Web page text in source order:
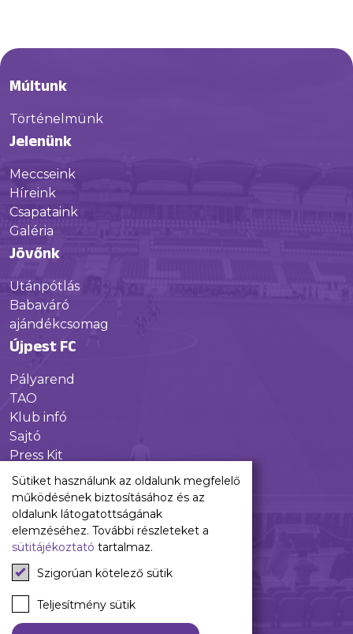
Múltunk
Történelmünk
Jelenünk
Meccseink
Híreink
Csapataink
Galéria
Jövőnk
Utánpótlás
Babaváró
ajándékcsomag
Újpest FC
Pályarend
TAO
Klub infó
Sajtó
Press Kit
Újpest FC Shop
Digitális felületeink
Facebook
Instagram
Tiktok
Youtube
Spotify
Sütiket használunk az oldalunk megfelelő
működésének biztosításához és az
oldalunk látogatottságának
elemzéséhez. További részleteket a
sütitájékoztató tartalmaz.
Szigorúan kötelező sütik
Teljesítmény sütik